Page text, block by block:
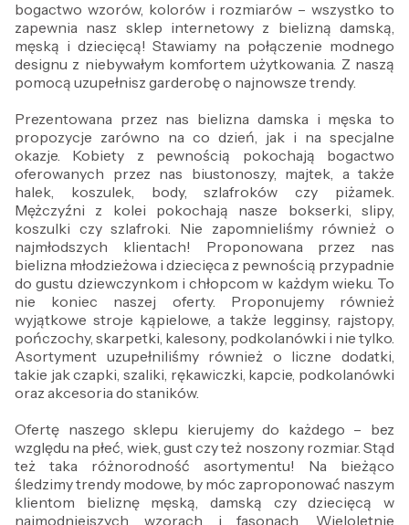
bogactwo wzorów, kolorów i rozmiarów – wszystko to
zapewnia nasz sklep internetowy z bielizną damską,
męską i dziecięcą! Stawiamy na połączenie modnego
designu z niebywałym komfortem użytkowania. Z naszą
pomocą uzupełnisz garderobę o najnowsze trendy.
Prezentowana przez nas bielizna damska i męska to
propozycje zarówno na co dzień, jak i na specjalne
okazje. Kobiety z pewnością pokochają bogactwo
oferowanych przez nas biustonoszy, majtek, a także
halek, koszulek, body, szlafroków czy piżamek.
Mężczyźni z kolei pokochają nasze bokserki, slipy,
koszulki czy szlafroki. Nie zapomnieliśmy również o
najmłodszych klientach! Proponowana przez nas
bielizna młodzieżowa i dziecięca z pewnością przypadnie
do gustu dziewczynkom i chłopcom w każdym wieku. To
nie koniec naszej oferty. Proponujemy również
wyjątkowe stroje kąpielowe, a także legginsy, rajstopy,
pończochy, skarpetki, kalesony, podkolanówki i nie tylko.
Asortyment uzupełniliśmy również o liczne dodatki,
takie jak czapki, szaliki, rękawiczki, kapcie, podkolanówki
oraz akcesoria do staników.
Ofertę naszego sklepu kierujemy do każdego – bez
względu na płeć, wiek, gust czy też noszony rozmiar. Stąd
też taka różnorodność asortymentu! Na bieżąco
śledzimy trendy modowe, by móc zaproponować naszym
klientom bieliznę męską, damską czy dziecięcą w
najmodniejszych wzorach i fasonach. Wieloletnie